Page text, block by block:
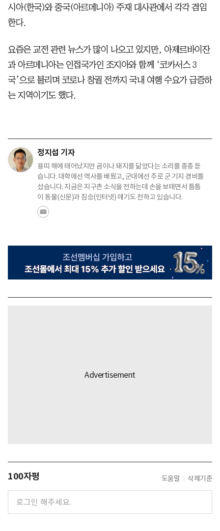
시아(한국)와 중국(아르메니아) 주재 대사관에서 각각 겸임
한다.
요즘은 교전 관련 뉴스가 많이 나오고 있지만, 아제르바이잔
과 아르메니아는 인접국가인 조지아와 함께 ‘코카서스 3
국’으로 불리며 코로나 창궐 전까지 국내 여행 수요가 급증하
는 지역이기도 했다.
정지섭 기자
용띠 해에 태어났지만 곰이나 돼지를 닮았다는 소리를 종종 듣
습니다. 대학에선 역사를 배웠고, 군대에선 주로 군 기지 경비를
섰습니다. 지금은 지구촌 소식을 전하는데 손을 보태면서 틈틈
이 동물(신문)과 짐승(인터넷) 얘기도 전하고 있습니다.
100자평 도움말 삭제기준